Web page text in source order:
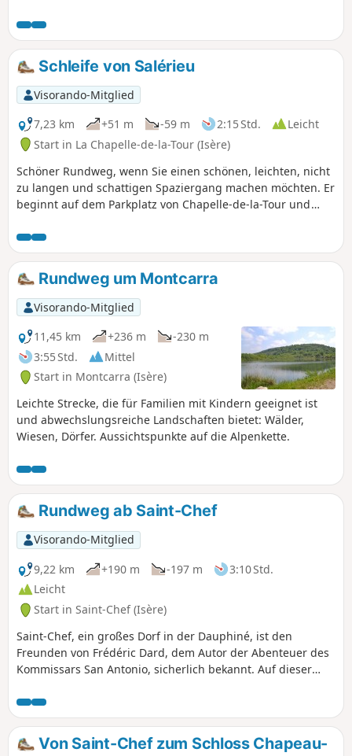
Schleife von Salérieu
Visorando-Mitglied
7,23 km
+51 m -59 m 2:15 Std.
Leicht
Start in La Chapelle-de-la-Tour (Isère)
Schöner Rundweg, wenn Sie einen schönen, leichten, nicht
zu langen und schattigen Spaziergang machen möchten. Er
beginnt auf dem Parkplatz von Chapelle-de-la-Tour und
Sie Ponys, Pferde, Rinder usw. beobachten. Wir waren im
Mai dort. Wir empfehlen Ihnen, morgens zu gehen, damit
Sie Schatten haben und die Temperaturen im Sommer
milder sind.
Rundweg um Montcarra
Visorando-Mitglied
11,45 km
+236 m
-230 m
3:55 Std.
Mittel
Start in Montcarra (Isère)
Leichte Strecke, die für Familien mit Kindern geeignet ist
und abwechslungsreiche Landschaften bietet: Wälder,
Wiesen, Dörfer. Aussichtspunkte auf die Alpenkette.
Rundweg ab Saint-Chef
Visorando-Mitglied
9,22 km
+190 m -197 m
3:10 Std.
Leicht
Start in Saint-Chef (Isère)
Saint-Chef, ein großes Dorf in der Dauphiné, ist den
Freunden von Frédéric Dard, dem Autor der Abenteuer des
Kommissars San Antonio, sicherlich bekannt. Auf dieser
und auf halber Strecke das wunderschöne Schloss Chapeau
Cornu entdecken.
Von Saint-Chef zum Schloss Chapeau-